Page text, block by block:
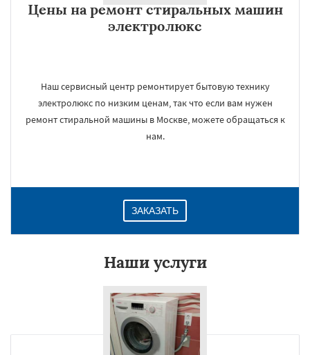
Цены на ремонт стиральных машин
электролюкс
Наш сервисный центр ремонтирует бытовую технику
электролюкс по низким ценам, так что если вам нужен
ремонт стиральной машины в Москве, можете обращаться к
нам.
ЗАКАЗАТЬ
Наши услуги